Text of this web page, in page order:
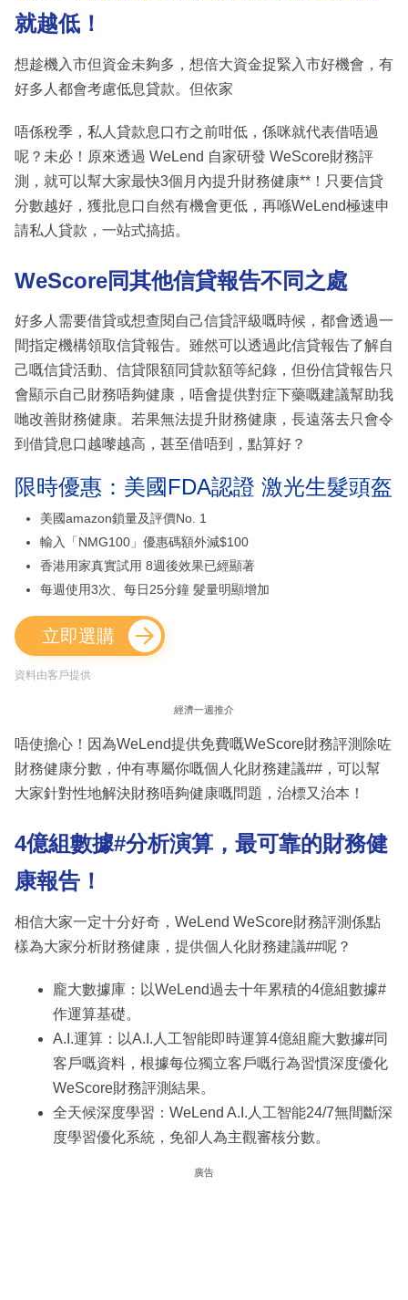
就越低！
想趁機入市但資金未夠多，想倍大資金捉緊入市好機會，有
好多人都會考慮低息貸款。但依家
唔係稅季，私人貸款息口冇之前咁低，係咪就代表借唔過
呢？未必！原來透過 WeLend 自家研發 WeScore財務評
測，就可以幫大家最快3個月內提升財務健康**！只要信貸
分數越好，獲批息口自然有機會更低，再喺WeLend極速申
請私人貸款，一站式搞掂。
WeScore同其他信貸報告不同之處
好多人需要借貸或想查閱自己信貸評級嘅時候，都會透過一
間指定機構領取信貸報告。雖然可以透過此信貸報告了解自
己嘅信貸活動、信貸限額同貸款額等紀錄，但份信貸報告只
會顯示自己財務唔夠健康，唔會提供對症下藥嘅建議幫助我
哋改善財務健康。若果無法提升財務健康，長遠落去只會令
到借貸息口越嚟越高，甚至借唔到，點算好？
限時優惠：美國FDA認證 激光生髮頭盔
美國amazon鎖量及評價No. 1
輸入「NMG100」優惠碼額外減$100
香港用家真實試用 8週後效果已經顯著
每週使用3次、每日25分鐘 髮量明顯增加
立即選購
資料由客戶提供
經濟一週推介
唔使擔心！因為WeLend提供免費嘅WeScore財務評測除咗
財務健康分數，仲有專屬你嘅個人化財務建議##，可以幫
大家針對性地解決財務唔夠健康嘅問題，治標又治本！
4億組數據#分析演算，最可靠的財務健
康報告！
相信大家一定十分好奇，WeLend WeScore財務評測係點
樣為大家分析財務健康，提供個人化財務建議##呢？
龐大數據庫：以WeLend過去十年累積的4億組數據#
作運算基礎。
A.I.運算：以A.I.人工智能即時運算4億組龐大數據#同
客戶嘅資料，根據每位獨立客戶嘅行為習慣深度優化
WeScore財務評測結果。
全天候深度學習：WeLend A.I.人工智能24/7無間斷深
度學習優化系統，免卻人為主觀審核分數。
廣告